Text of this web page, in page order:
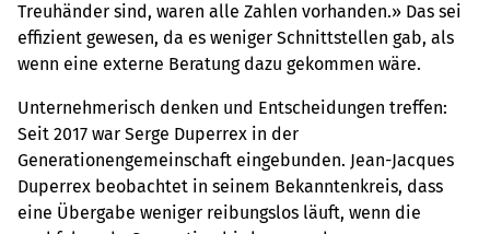
Treuhänder sind, waren alle Zahlen vorhanden.» Das sei
effizient gewesen, da es weniger Schnittstellen gab, als
wenn eine externe Beratung dazu gekommen wäre.
Unternehmerisch denken und Entscheidungen treffen:
Seit 2017 war Serge Duperrex in der
Generationengemeinschaft eingebunden. Jean-Jacques
Duperrex beobachtet in seinem Bekanntenkreis, dass
eine Übergabe weniger reibungslos läuft, wenn die